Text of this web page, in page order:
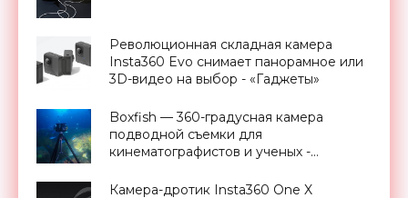
Революционная складная камера
Insta360 Evo снимает панорамное или
3D-видео на выбор - «Гаджеты»
Boxfish — 360-градусная камера
подводной съемки для
кинематографистов и ученых -
Камера-дротик Insta360 One X